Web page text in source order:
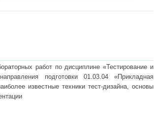
работ по дисциплине «Тестирование и
подготовки 01.03.04 «Прикладная
известные техники тест-дизайна, основы